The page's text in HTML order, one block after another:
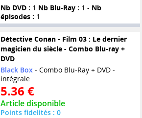
Nb DVD : 1 Nb Blu-Ray : 1 - Nb
épisodes : 1
Détective Conan - Film 03 : Le dernier
magicien du siècle - Combo Blu-ray +
DVD
Black Box- Combo Blu-Ray + DVD -
intégrale
5.36 €
Article disponible
Points fidelités : 0